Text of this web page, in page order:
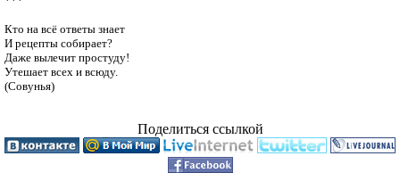
Кто на всё ответы знает
И рецепты собирает?
Даже вылечит простуду!
Утешает всех и всюду.
Поделиться ссылкой